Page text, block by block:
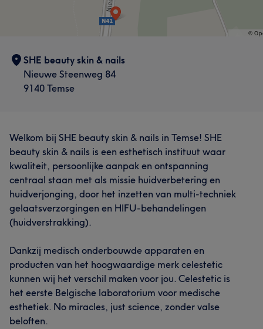
SHE beauty skin & nails
Nieuwe Steenweg 84
9140 Temse
Welkom bij SHE beauty skin & nails in Temse! SHE
beauty skin & nails is een esthetisch instituut waar
kwaliteit, persoonlijke aanpak en ontspanning
centraal staan met als missie huidverbetering en
huidverjonging, door het inzetten van multi-techniek
gelaatsverzorgingen en HIFU-behandelingen
(huidverstrakking).
Dankzij medisch onderbouwde apparaten en
producten van het hoogwaardige merk celestetic
kunnen wij het verschil maken voor jou. Celestetic is
het eerste Belgische laboratorium voor medische
esthetiek. No miracles, just science, zonder valse
beloften.